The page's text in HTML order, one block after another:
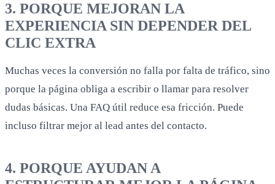
3. PORQUE MEJORAN LA
EXPERIENCIA SIN DEPENDER DEL
CLIC EXTRA
Muchas veces la conversión no falla por falta de tráfico, sino
porque la página obliga a escribir o llamar para resolver
dudas básicas. Una FAQ útil reduce esa fricción. Puede
incluso filtrar mejor al lead antes del contacto.
4. PORQUE AYUDAN A